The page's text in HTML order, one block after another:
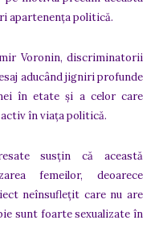
apartenența politică.
Voronin, discriminatorii
aducând jigniri profunde
în etate și a celor care
în viața politică.
susțin că această
femeilor, deoarece
neînsuflețit care nu are
sunt foarte sexualizate în